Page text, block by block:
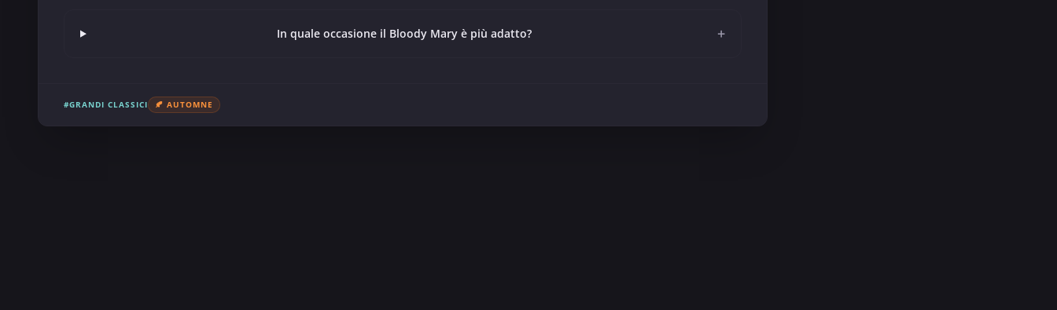
In quale occasione il Bloody Mary è più adatto? +
#GRANDI CLASSICI 🍂 AUTOMNE